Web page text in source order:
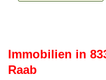
Immobilien in
Raab